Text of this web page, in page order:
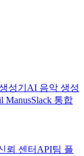
성기 AI 음악 생성
ManusSlack 통합
뢰 센터 API팀 플